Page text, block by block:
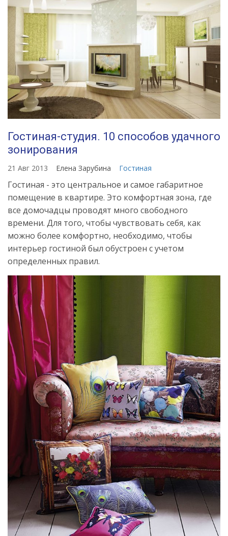
Гостиная-студия. 10 способов удачного
зонирования
21 Авг 2013 Елена Зарубина Гостиная
Гостиная - это центральное и самое габаритное
помещение в квартире. Это комфортная зона, где
все домочадцы проводят много свободного
времени. Для того, чтобы чувствовать себя, как
можно более комфортно, необходимо, чтобы
интерьер гостиной был обустроен с учетом
определенных правил.